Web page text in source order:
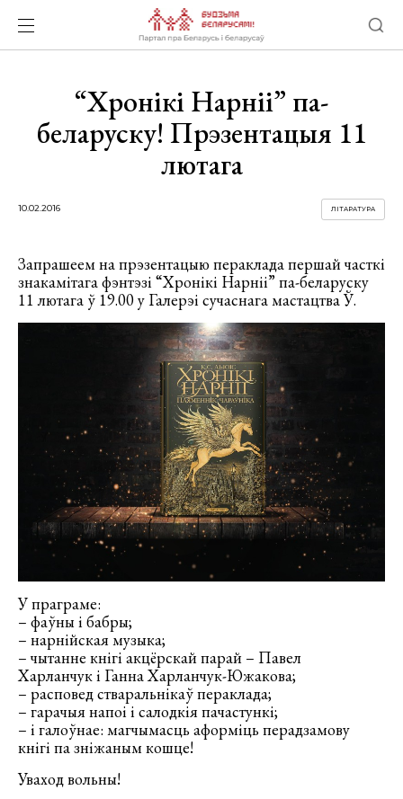
“Хронікі Нарніі” па-
беларуску! Прэзентацыя 11
лютага
10.02.2016 ЛІТАРАТУРА
Запрашеем на прэзентацыю пераклада першай часткі
знакамітага фэнтэзі “Хронікі Нарніі” па-беларуску
11 лютага ў 19.00 у Галерэі сучаснага мастацтва Ў.
У праграме:
– фаўны і бабры;
– нарнійская музыка;
– чытанне кнігі акцёрскай парай – Павел
Харланчук і Ганна Харланчук-Южакова;
– расповед стваральнікаў пераклада;
– гарачыя напоі і салодкія пачастункі;
– і галоўнае: магчымасць аформіць перадзамову
кнігі па зніжаным кошце!
Уваход вольны!